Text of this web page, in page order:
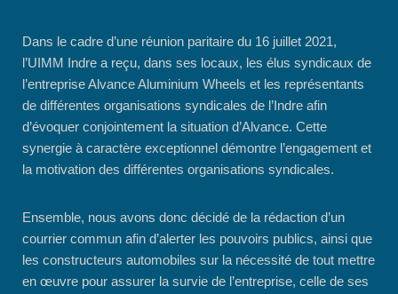
Dans le cadre d’une réunion paritaire du 16 juillet 2021,
l’UIMM Indre a reçu, dans ses locaux, les élus syndicaux de
l’entreprise Alvance Aluminium Wheels et les représentants
de différentes organisations syndicales de l’Indre afin
d’évoquer conjointement la situation d’Alvance. Cette
synergie à caractère exceptionnel démontre l’engagement et
la motivation des différentes organisations syndicales.
Ensemble, nous avons donc décidé de la rédaction d’un
courrier commun afin d’alerter les pouvoirs publics, ainsi que
les constructeurs automobiles sur la nécessité de tout mettre
en œuvre pour assurer la survie de l’entreprise, celle de ses